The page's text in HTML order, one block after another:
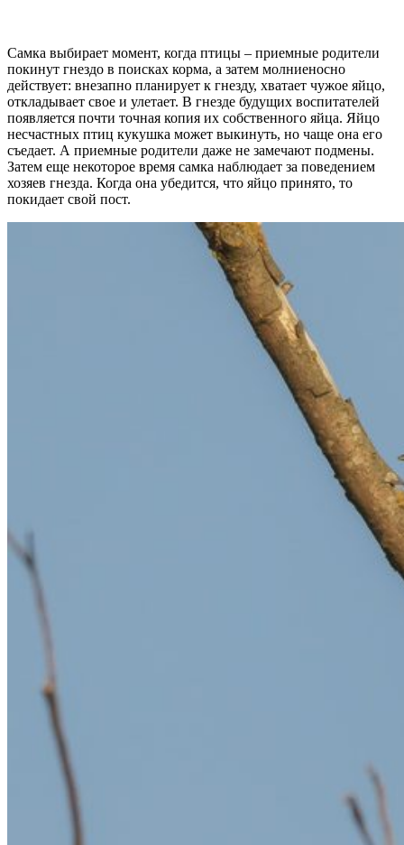
Самка выбирает момент, когда птицы – приемные родители
покинут гнездо в поисках корма, а затем молниеносно
действует: внезапно планирует к гнезду, хватает чужое яйцо,
откладывает свое и улетает. В гнезде будущих воспитателей
появляется почти точная копия их собственного яйца. Яйцо
несчастных птиц кукушка может выкинуть, но чаще она его
съедает. А приемные родители даже не замечают подмены.
Затем еще некоторое время самка наблюдает за поведением
хозяев гнезда. Когда она убедится, что яйцо принято, то
покидает свой пост.